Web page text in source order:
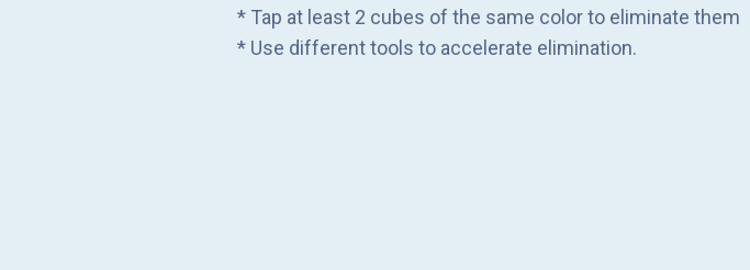
* Tap at least 2 cubes of the same color to eliminate them
* Use different tools to accelerate elimination.